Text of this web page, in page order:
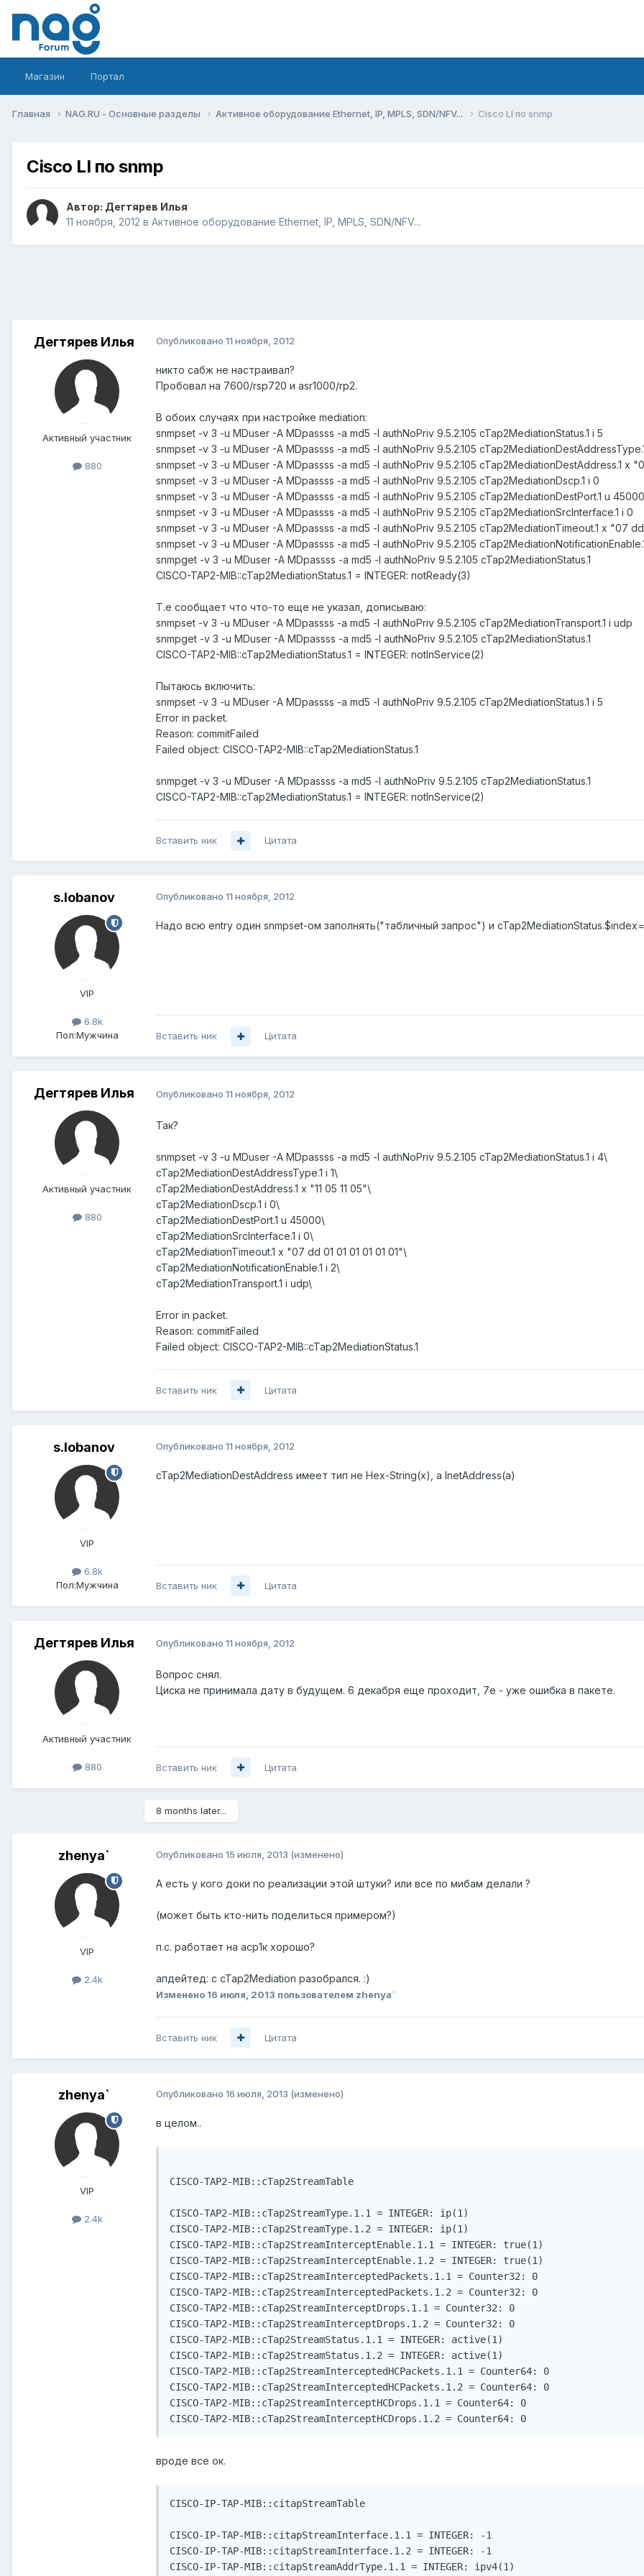
Магазин Портал
Главная NAG.RU - Основные разделы Активное оборудование Ethernet, IP, MPLS, SDN/NFV... Cisco LI по snmp
Cisco LI по snmp
Автор: Дегтярев Илья
11 ноября, 2012 в Активное оборудование Ethernet, IP, MPLS, SDN/NFV...
Дегтярев Илья
Активный участник
880
Опубликовано 11 ноября, 2012
никто сабж не настраивал?
Пробовал на 7600/rsp720 и asr1000/rp2.
В обоих случаях при настройке mediation:
snmpset -v 3 -u MDuser -A MDpassss -a md5 -l authNoPriv 9.5.2.105 cTap2MediationStatus.1 i 5
snmpset -v 3 -u MDuser -A MDpassss -a md5 -l authNoPriv 9.5.2.105
snmpset -v 3 -u MDuser -A MDpassss -a md5 -l authNoPriv 9.5.2.105 cTap2MediationDestAddress.1 x
snmpset -v 3 -u MDuser -A MDpassss -a md5 -l authNoPriv 9.5.2.105 cTap2MediationDscp.1 i 0
snmpset -v 3 -u MDuser -A MDpassss -a md5 -l authNoPriv 9.5.2.105 cTap2MediationDestPort.1 u 45000
snmpset -v 3 -u MDuser -A MDpassss -a md5 -l authNoPriv 9.5.2.105 cTap2MediationSrcInterface.1 i 0
snmpset -v 3 -u MDuser -A MDpassss -a md5 -l authNoPriv 9.5.2.105 cTap2MediationTimeout.1 x "07 dd
snmpset -v 3 -u MDuser -A MDpassss -a md5 -l authNoPriv 9.5.2.105
snmpget -v 3 -u MDuser -A MDpassss -a md5 -l authNoPriv 9.5.2.105 cTap2MediationStatus.1
CISCO-TAP2-MIB::cTap2MediationStatus.1 = INTEGER: notReady(3)
Т.е сообщает что что-то еще не указал, дописываю:
snmpset -v 3 -u MDuser -A MDpassss -a md5 -l authNoPriv 9.5.2.105 cTap2MediationTransport.1 i udp
snmpget -v 3 -u MDuser -A MDpassss -a md5 -l authNoPriv 9.5.2.105 cTap2MediationStatus.1
CISCO-TAP2-MIB::cTap2MediationStatus.1 = INTEGER: notInService(2)
Пытаюсь включить:
snmpset -v 3 -u MDuser -A MDpassss -a md5 -l authNoPriv 9.5.2.105 cTap2MediationStatus.1 i 5
Error in packet.
Reason: commitFailed
Failed object: CISCO-TAP2-MIB::cTap2MediationStatus.1
snmpget -v 3 -u MDuser -A MDpassss -a md5 -l authNoPriv 9.5.2.105 cTap2MediationStatus.1
CISCO-TAP2-MIB::cTap2MediationStatus.1 = INTEGER: notInService(2)
Вставить ник Цитата
s.lobanov
VIP
6.8k
Пол:Мужчина
Опубликовано 11 ноября, 2012
Надо всю entry один snmpset-ом заполнять("табличный запрос") и
Вставить ник Цитата
Дегтярев Илья
Активный участник
880
Опубликовано 11 ноября, 2012
Так?
snmpset -v 3 -u MDuser -A MDpassss -a md5 -l authNoPriv 9.5.2.105 cTap2MediationStatus.1 i 4\
cTap2MediationDestAddressType.1 i 1\
cTap2MediationDestAddress.1 x "11 05 11 05"\
cTap2MediationDscp.1 i 0\
cTap2MediationDestPort.1 u 45000\
cTap2MediationSrcInterface.1 i 0\
cTap2MediationTimeout.1 x "07 dd 01 01 01 01 01 01"\
cTap2MediationNotificationEnable.1 i 2\
cTap2MediationTransport.1 i udp\
Error in packet.
Reason: commitFailed
Failed object: CISCO-TAP2-MIB::cTap2MediationStatus.1
Вставить ник Цитата
s.lobanov
VIP
6.8k
Пол:Мужчина
Опубликовано 11 ноября, 2012
cTap2MediationDestAddress имеет тип не Hex-String(x), а InetAddress(a)
Вставить ник Цитата
Дегтярев Илья
Активный участник
880
Опубликовано 11 ноября, 2012
Вопрос снял.
Циска не принимала дату в будущем. 6 декабря еще проходит, 7е - уже ошибка в пакете.
Вставить ник Цитата
8 months later...
zhenya`
VIP
2.4k
Опубликовано 15 июля, 2013 (изменено)
А есть у кого доки по реализации этой штуки? или все по мибам делали ?
(может быть кто-нить поделиться примером?)
п.с. работает на аср1к хорошо?
апдейтед: с cTap2Mediation разобрался. :)
Изменено 16 июля, 2013 пользователем zhenya`
Вставить ник Цитата
zhenya`
VIP
2.4k
Опубликовано 16 июля, 2013 (изменено)
в целом..
CISCO-TAP2-MIB::cTap2StreamTable
CISCO-TAP2-MIB::cTap2StreamType.1.1 = INTEGER: ip(1)
CISCO-TAP2-MIB::cTap2StreamType.1.2 = INTEGER: ip(1)
CISCO-TAP2-MIB::cTap2StreamInterceptEnable.1.1 = INTEGER: true(1)
CISCO-TAP2-MIB::cTap2StreamInterceptEnable.1.2 = INTEGER: true(1)
CISCO-TAP2-MIB::cTap2StreamInterceptedPackets.1.1 = Counter32: 0
CISCO-TAP2-MIB::cTap2StreamInterceptedPackets.1.2 = Counter32: 0
CISCO-TAP2-MIB::cTap2StreamInterceptDrops.1.1 = Counter32: 0
CISCO-TAP2-MIB::cTap2StreamInterceptDrops.1.2 = Counter32: 0
CISCO-TAP2-MIB::cTap2StreamStatus.1.1 = INTEGER: active(1)
CISCO-TAP2-MIB::cTap2StreamStatus.1.2 = INTEGER: active(1)
CISCO-TAP2-MIB::cTap2StreamInterceptedHCPackets.1.1 = Counter64: 0
CISCO-TAP2-MIB::cTap2StreamInterceptedHCPackets.1.2 = Counter64: 0
CISCO-TAP2-MIB::cTap2StreamInterceptHCDrops.1.1 = Counter64: 0
вроде все ок.
CISCO-IP-TAP-MIB::citapStreamTable
CISCO-IP-TAP-MIB::citapStreamInterface.1.1 = INTEGER: -1
CISCO-IP-TAP-MIB::citapStreamInterface.1.2 = INTEGER: -1
CISCO-IP-TAP-MIB::citapStreamAddrType.1.1 = INTEGER: ipv4(1)